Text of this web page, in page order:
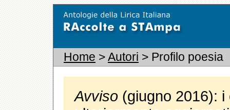
Home >Autori > Profilo poesia
Avviso (giugno 2016):